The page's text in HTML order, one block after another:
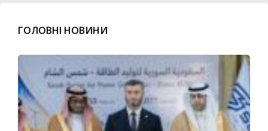
ГОЛОВНІ НОВИНИ